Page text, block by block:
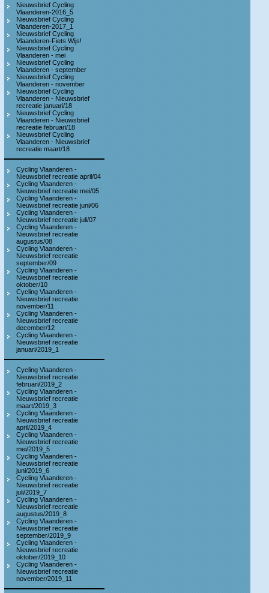
Nieuwsbrief Cycling
Vlaanderen-2016_5
Nieuwsbrief Cycling
Vlaanderen-2017_1
Nieuwsbrief Cycling
Vlaanderen-Fiets Wijs!
Nieuwsbrief Cycling
Vlaanderen - mei
Nieuwsbrief Cycling
Vlaanderen - september
Nieuwsbrief Cycling
Vlaanderen - november
Nieuwsbrief Cycling
Vlaanderen - Nieuwsbrief
recreatie januari/18
Nieuwsbrief Cycling
Vlaanderen - Nieuwsbrief
recreatie februari/18
Nieuwsbrief Cycling
Vlaanderen - Nieuwsbrief
recreatie maart/18
Cycling Vlaanderen -
Nieuwsbrief recreatie april/04
Cycling Vlaanderen -
Nieuwsbrief recreatie mei/05
Cycling Vlaanderen -
Nieuwsbrief recreatie juni/06
Cycling Vlaanderen -
Nieuwsbrief recreatie juli/07
Cycling Vlaanderen -
Nieuwsbrief recreatie
augustus/08
Cycling Vlaanderen -
Nieuwsbrief recreatie
september/09
Cycling Vlaanderen -
Nieuwsbrief recreatie
oktober/10
Cycling Vlaanderen -
Nieuwsbrief recreatie
november/11
Cycling Vlaanderen -
Nieuwsbrief recreatie
december/12
Cycling Vlaanderen -
Nieuwsbrief recreatie
januari/2019_1
Cycling Vlaanderen -
Nieuwsbrief recreatie
februari/2019_2
Cycling Vlaanderen -
Nieuwsbrief recreatie
maart/2019_3
Cycling Vlaanderen -
Nieuwsbrief recreatie
april/2019_4
Cycling Vlaanderen -
Nieuwsbrief recreatie
mei/2019_5
Cycling Vlaanderen -
Nieuwsbrief recreatie
juni/2019_6
Cycling Vlaanderen -
Nieuwsbrief recreatie
juli/2019_7
Cycling Vlaanderen -
Nieuwsbrief recreatie
augustus/2019_8
Cycling Vlaanderen -
Nieuwsbrief recreatie
september/2019_9
Cycling Vlaanderen -
Nieuwsbrief recreatie
oktober/2019_10
Cycling Vlaanderen -
Nieuwsbrief recreatie
november/2019_11